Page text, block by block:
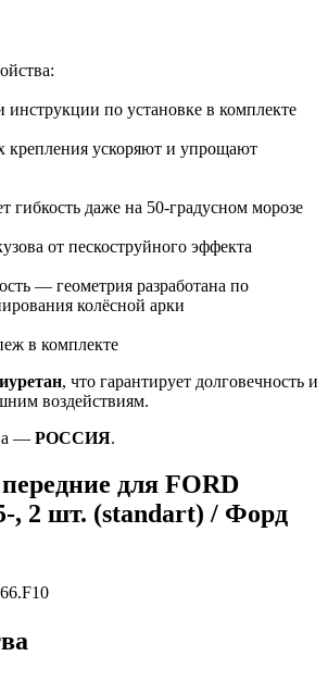
по установке в комплекте
крепления ускоряют и упрощают
гибкость даже на 50-градусном морозе
от пескоструйного эффекта
— геометрия разработана по
колёсной арки
в комплекте
, что гарантирует долговечность и
воздействиям.
— РОССИЯ.
для FORD
, 2 шт. (standart) / Форд